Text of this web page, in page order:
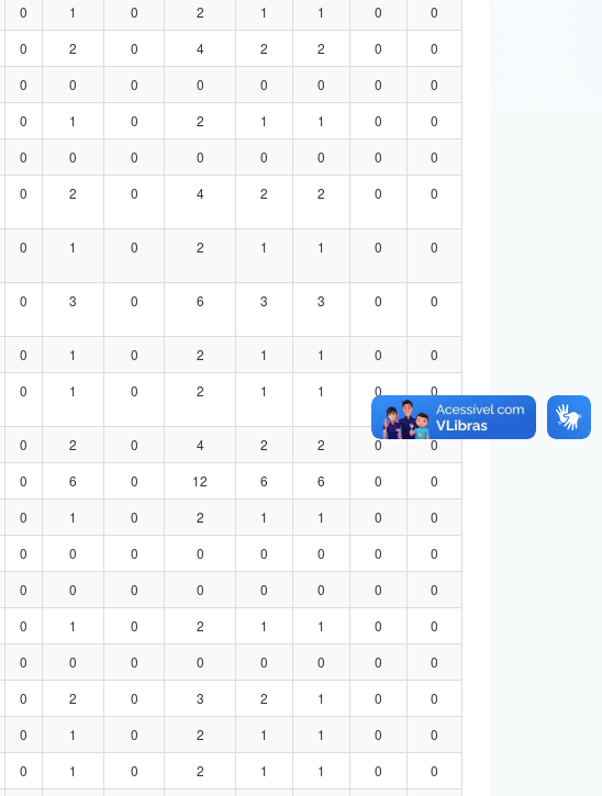
0 1 0 2 1 1 0
0
0 2 0 4 2 2 0
0
0 0 0 0 0 0 0
0
0 1 0 2 1 1 0
0
0 0 0 0 0 0 0
0
0 2 0 4 2 2 0 0
0 1 0 2 1 1 0 0
0 3 0 6 3 3 0 0
0 1 0 2 1 1 0
0
0 1 0 2 1 1 0 0
0 2 0 4 2 2 0
0
0 6 0 12 6 6 0
0
0 1 0 2 1 1 0
0
0 0 0 0 0 0 0
0
0 0 0 0 0 0 0
0
0 1 0 2 1 1 0
0
0 0 0 0 0 0 0
0
0 2 0 3 2 1 0
0
0 1 0 2 1 1 0
0
0 1 0 2 1 1 0
0